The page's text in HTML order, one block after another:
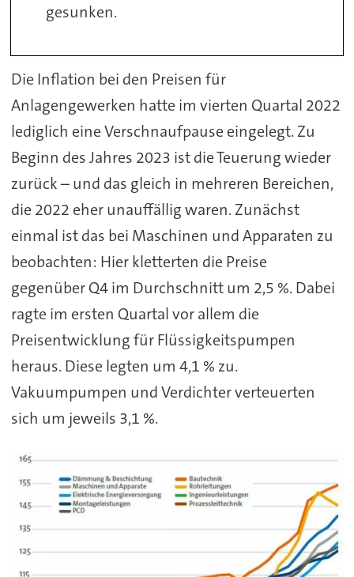
gesunken.
Die Inflation bei den Preisen für
Anlagengewerken hatte im vierten Quartal 2022
lediglich eine Verschnaufpause eingelegt. Zu
Beginn des Jahres 2023 ist die Teuerung wieder
zurück – und das gleich in mehreren Bereichen,
die 2022 eher unauffällig waren. Zunächst
einmal ist das bei Maschinen und Apparaten zu
beobachten: Hier kletterten die Preise
gegenüber Q4 im Durchschnitt um 2,5 %. Dabei
ragte im ersten Quartal vor allem die
Preisentwicklung für Flüssigkeitspumpen
heraus. Diese legten um 4,1 % zu.
Vakuumpumpen und Verdichter verteuerten
sich um jeweils 3,1 %.